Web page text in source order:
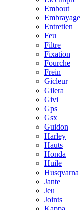
Embout
Embrayage
Entretien
Feu
Filtre
Fixation
Fourche
Frein
Gicleur
Gilera
Givi
Gps
Gsx
Guidon
Harley
Hauts
Honda
Huile
Husqvarna
Jante
Jeu
Joints